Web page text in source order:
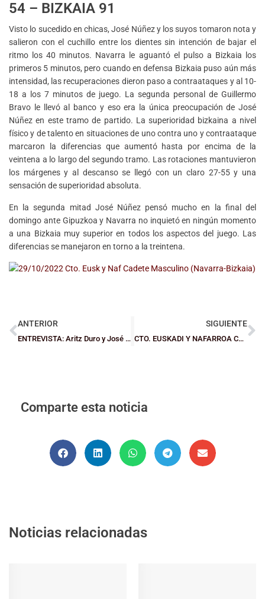
54 – BIZKAIA 91
Visto lo sucedido en chicas, José Núñez y los suyos tomaron nota y
salieron con el cuchillo entre los dientes sin intención de bajar el
ritmo los 40 minutos. Navarra le aguantó el pulso a Bizkaia los
primeros 5 minutos, pero cuando en defensa Bizkaia puso aún más
intensidad, las recuperaciones dieron paso a contraataques y al 10-
18 a los 7 minutos de juego. La segunda personal de Guillermo
Bravo le llevó al banco y eso era la única preocupación de José
Núñez en este tramo de partido. La superioridad bizkaina a nivel
físico y de talento en situaciones de uno contra uno y contraataque
marcaron la diferencias que aumentó hasta por encima de la
veintena a lo largo del segundo tramo. Las rotaciones mantuvieron
los márgenes y al descanso se llegó con un claro 27-55 y una
sensación de superioridad absoluta.
En la segunda mitad José Núñez pensó mucho en la final del
domingo ante Gipuzkoa y Navarra no inquietó en ningún momento
a una Bizkaia muy superior en todos los aspectos del juego. Las
diferencias se manejaron en torno a la treintena.
ANTERIOR
ENTREVISTA: Aritz Duro y José Núñez, seleccionadores de Bizkaia Cadete
SIGUIENTE
CTO. EUSKADI Y NAFARROA CADETE: Bizkaia, campeona en chicos al superar a Gipuzkoa en la final (67-69)
Comparte esta noticia
Noticias relacionadas